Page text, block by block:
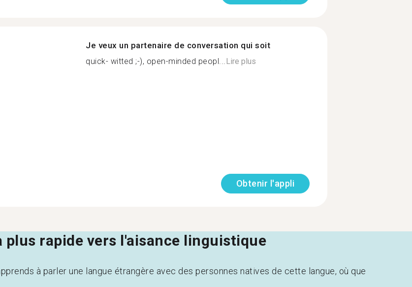
Je veux un partenaire de conversation qui soit
quick- witted ;-), open-minded peopl...Lire plus
Obtenir l'appli
plus rapide vers l'aisance linguistique
à parler une langue étrangère avec des personnes natives de cette langue, où que